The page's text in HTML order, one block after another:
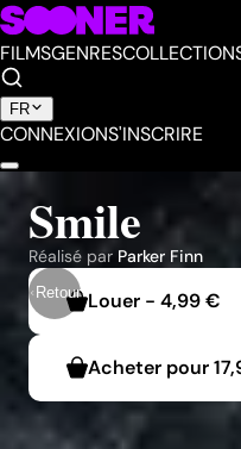
FILMSGENRES
FR
CONNEXIONS'INSCRIRE
Retour
Smile
Réalisé par Parker Finn
Louer - 4,99 €
Acheter pour